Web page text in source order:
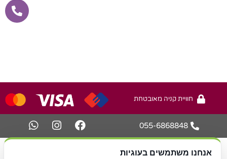
חוויית קניה מאובטחת
055-6868848
עיצוב ובניית אתר -
אנחנו משתמשים בעוגיות